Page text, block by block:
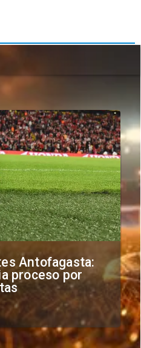
Antofagasta:
proceso por